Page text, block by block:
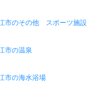
市のその他 スポーツ施設
市の温泉
市の海水浴場